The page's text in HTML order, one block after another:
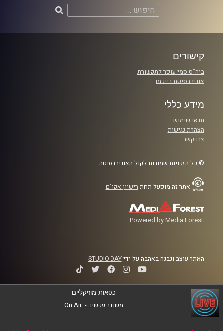
חיפוש:
קישורים
ביה"ס סמי עופר לתקשורת
אוניברסיטת רייכמן
מידע כללי
תנאי שימוש
הצהרת נגישות
צרו קשר
© כל הזכויות שמורות לקול האוניברסיטה
אתר זה מופעל תחת רישיון אקו"ם
Powered by Media Forest
האתר עוצב ונבנה באהבה על ידיSTUDIO DAY
כסאות מוזיקליים
משודר עכשיו -
On Air